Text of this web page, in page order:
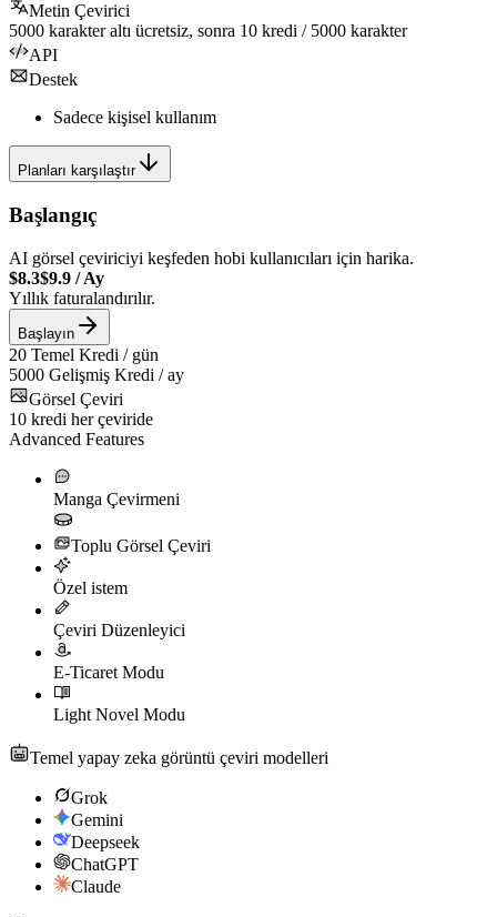
Metin Çevirici
5000 karakter altı ücretsiz, sonra 10 kredi / 5000 karakter
API
Destek
Sadece kişisel kullanım
Planları karşılaştır
Başlangıç
AI görsel çeviriciyi keşfeden hobi kullanıcıları için harika.
$8.3$9.9 /Ay
Yıllık faturalandırılır.
Başlayın
20 Temel Kredi / gün
5000 Gelişmiş Kredi / ay
Görsel Çeviri
10 kredi her çeviride
Advanced Features
Manga Çevirmeni
Toplu Görsel Çeviri
Özel istem
Çeviri Düzenleyici
E-Ticaret Modu
Light Novel Modu
Temel yapay zeka görüntü çeviri modelleri
Grok
Gemini
Deepseek
ChatGPT
Claude